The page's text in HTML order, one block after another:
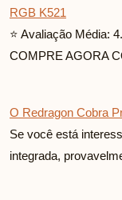
RGB K521
⭐ Avaliação Média:
COMPRE AGORA
O Redragon Cobra
Se você está
integrada,